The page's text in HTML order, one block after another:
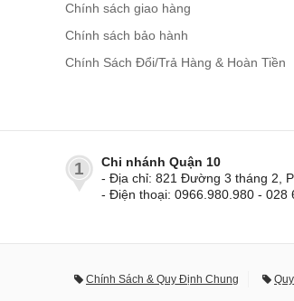
Chính sách giao hàng
Chính sách bảo hành
Chính Sách Đổi/Trả Hàng & Hoàn Tiền
1
Chi nhánh Quận 10
- Địa chỉ: 821 Đường 3 tháng 2,
- Điện thoại: 0966.980.980 - 028
Chính Sách & Quy Định Chung